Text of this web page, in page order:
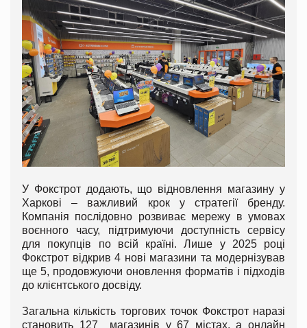
У Фокстрот додають, що відновлення магазину у
Харкові – важливий крок у стратегії бренду.
Компанія послідовно розвиває мережу в умовах
воєнного часу, підтримуючи доступність сервісу
для покупців по всій країні. Лише у 2025 році
Фокстрот відкрив 4 нові магазини та модернізував
ще 5, продовжуючи оновлення форматів і підходів
до клієнтського досвіду.
Загальна кількість торгових точок Фокстрот наразі
становить 127 магазинів у 67 містах, а онлайн